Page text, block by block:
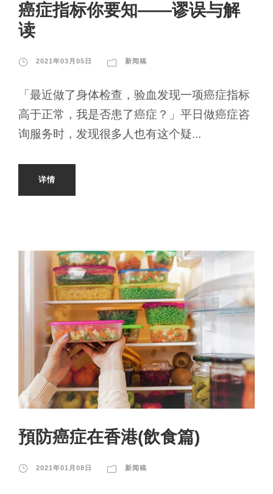
癌症指标你要知——谬误与解
读
2021年03月05日 新闻稿
「最近做了身体检查，验血发现一项癌症指标
高于正常，我是否患了癌症？」平日做癌症咨
询服务时，发现很多人也有这个疑...
详情
預防癌症在香港(飲食篇)
2021年01月08日 新闻稿